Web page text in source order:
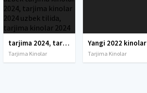
tarjima 2024, tarjima kinolar 2024, uzbek tarjima 2024, tarjima kinolar tilida tilida 2024, uzbek tilida tarjima 2024, kino tarjima 2024, uzbek tarjima kinolar 2024, tarjima kinolar 2024 uzbek tilida, tarjima kinolar 2024 o zbek, tarjima kinolar 2024
Tarjima Kinolar
Yangi 2022 kinolar
Tarjima Kinolar